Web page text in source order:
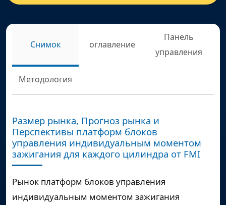
Снимок оглавление
Панель
управления
Методология
Размер рынка, Прогноз рынка и
Перспективы платформ блоков
управления индивидуальным моментом
зажигания для каждого цилиндра от FMI
Рынок платформ блоков управления
индивидуальным моментом зажигания